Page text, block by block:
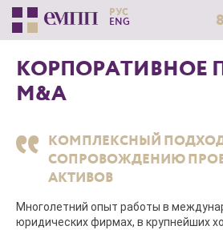
РУС
ENG
КОРПОРАТИВНОЕ
M&A
КОМПЛЕКСНЫЙ
СОПРОВОЖДЕНИЮ
АКТИВОВ
Многолетний опыт работы в
юридических фирмах, в крупнейших